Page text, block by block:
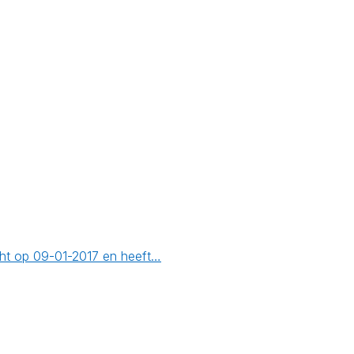
op 09-01-2017 en heeft…